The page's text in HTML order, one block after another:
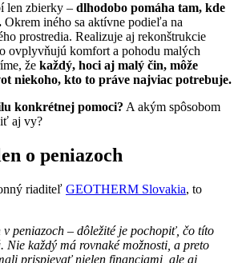
len zbierky – dlhodobo pomáha tam, kde
Okrem iného sa aktívne podieľa na
prostredia. Realizuje aj rekonštrukcie
ovplyvňujú komfort a pohodu malých
že každý, hoci aj malý čin, môže
niekoho, kto to práve najviac potrebuje.
konkrétnej pomoci? A akým spôsobom
aj vy?
o peniazoch
riaditeľ GEOTHERM Slovakia, to
v peniazoch – dôležité je pochopiť, čo títo
každý má rovnaké možnosti, a preto
prispievať nielen financiami, ale aj